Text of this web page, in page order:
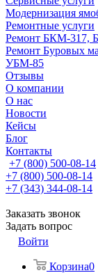
Модернизация
Ремонтные услуги
Ремонт БКМ-317,
Ремонт Буровых
УБМ-85
Отзывы
О компании
О нас
Новости
Кейсы
Блог
Контакты
+7 (800) 500-08-14
+7 (800) 500-08-14
+7 (343) 344-08-14
Заказать звонок
Задать вопрос
Войти
Корзина0